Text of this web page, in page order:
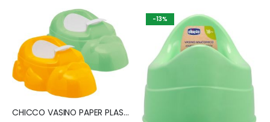
decrescente
CHICCO VASINO PAPER PLASTICA RICICLABILE
-13%